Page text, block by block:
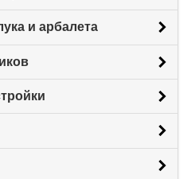
и арбалета